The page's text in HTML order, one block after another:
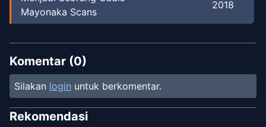
Mayonaka Scans
2018
Komentar (0)
Silakan login untuk berkomentar.
Rekomendasi